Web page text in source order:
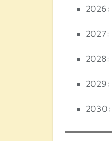
2026:
2027:
2028:
2029:
2030: